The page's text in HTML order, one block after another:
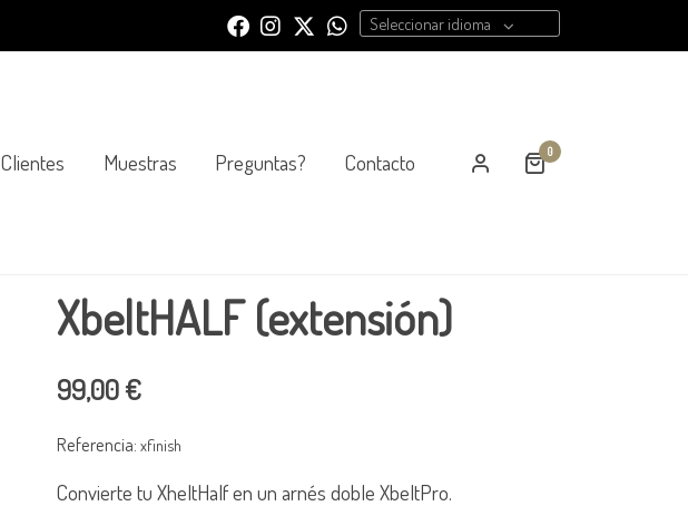
Seleccionar idioma
Clientes Muestras Preguntas? Contacto 0
XbeltHALF (extensión)
99,00 €
Referencia:xfinish
Convierte tu XheltHalf en un arnés doble XbeltPro.